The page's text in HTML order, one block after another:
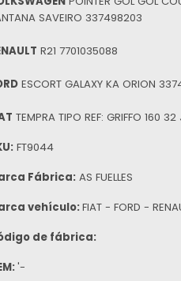
SAVEIRO 337498203
R21 7701035088
ESCORT GALAXY KA ORION
TEMPRA TIPO REF: GRIFFO 160
FT9044
Fábrica: AS FUELLES
vehículo: FIAT - FORD -
de fábrica:
'-